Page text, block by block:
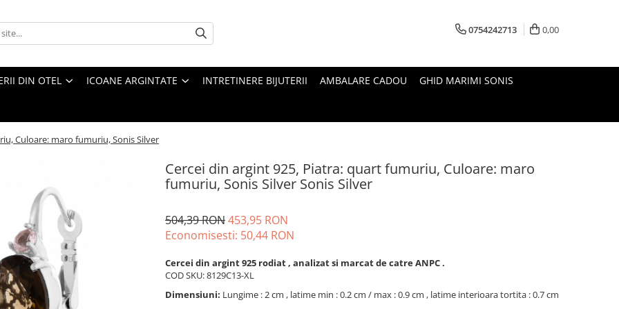
0754242713 0,00
DIN OTEL ICOANE ARGINTATE INTRETINERE BIJUTERII AMBALARE CADOU GHID MARIMI SONIS
Culoare: maro fumuriu, Sonis Silver
Cercei din argint 925, Piatra: quart fumuriu, Culoare: maro
fumuriu, Sonis Silver Sonis Silver
504,39 RON453,95 RON
Economisesti: 50,44 RON
Cercei din argint 925 rodiat , analizat si marcat de catre ANPC .
COD SKU: 8129C13-XL
Dimensiuni: Lungime : 2 cm , latime min : 0.2 cm / max : 0.9 cm , latime interioara tortita : 0.7 cm